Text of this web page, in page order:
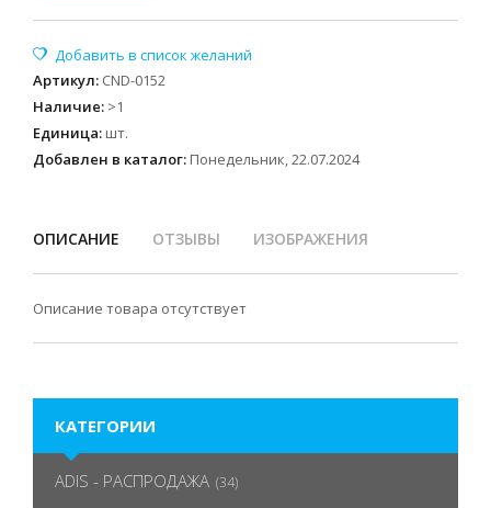
Артикул: CND-0152
Наличие: >1
Единица: шт.
Добавлен в каталог: Понедельник, 22.07.2024
ОПИСАНИЕ ОТЗЫВЫ ИЗОБРАЖЕНИЯ
Описание товара отсутствует
КАТЕГОРИИ
ADIS - РАСПРОДАЖА (34)